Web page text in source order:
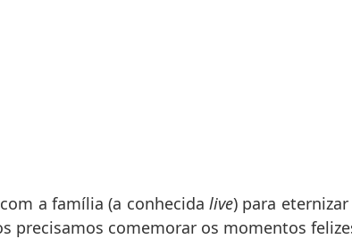
a família (a conhecida live) para eternizar
precisamos comemorar os momentos